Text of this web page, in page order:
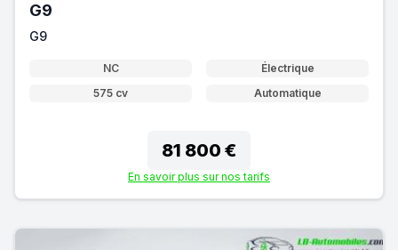
G9
G9
NC
Électrique
575 cv
Automatique
81 800 €
En savoir plus sur nos tarifs